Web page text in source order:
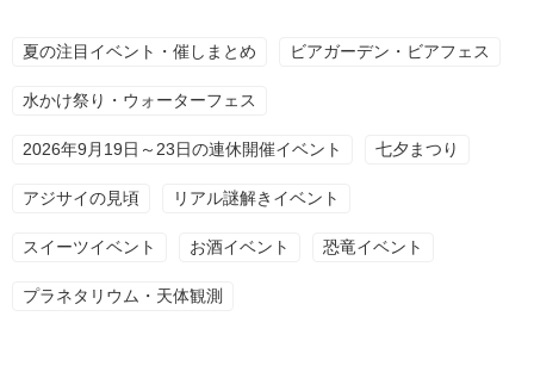
夏の注目イベント・催しまとめ ビアガーデン・ビアフェス
水かけ祭り・ウォーターフェス
2026年9月19日～23日の連休開催イベント 七夕まつり
アジサイの見頃 リアル謎解きイベント
スイーツイベント お酒イベント 恐竜イベント
プラネタリウム・天体観測